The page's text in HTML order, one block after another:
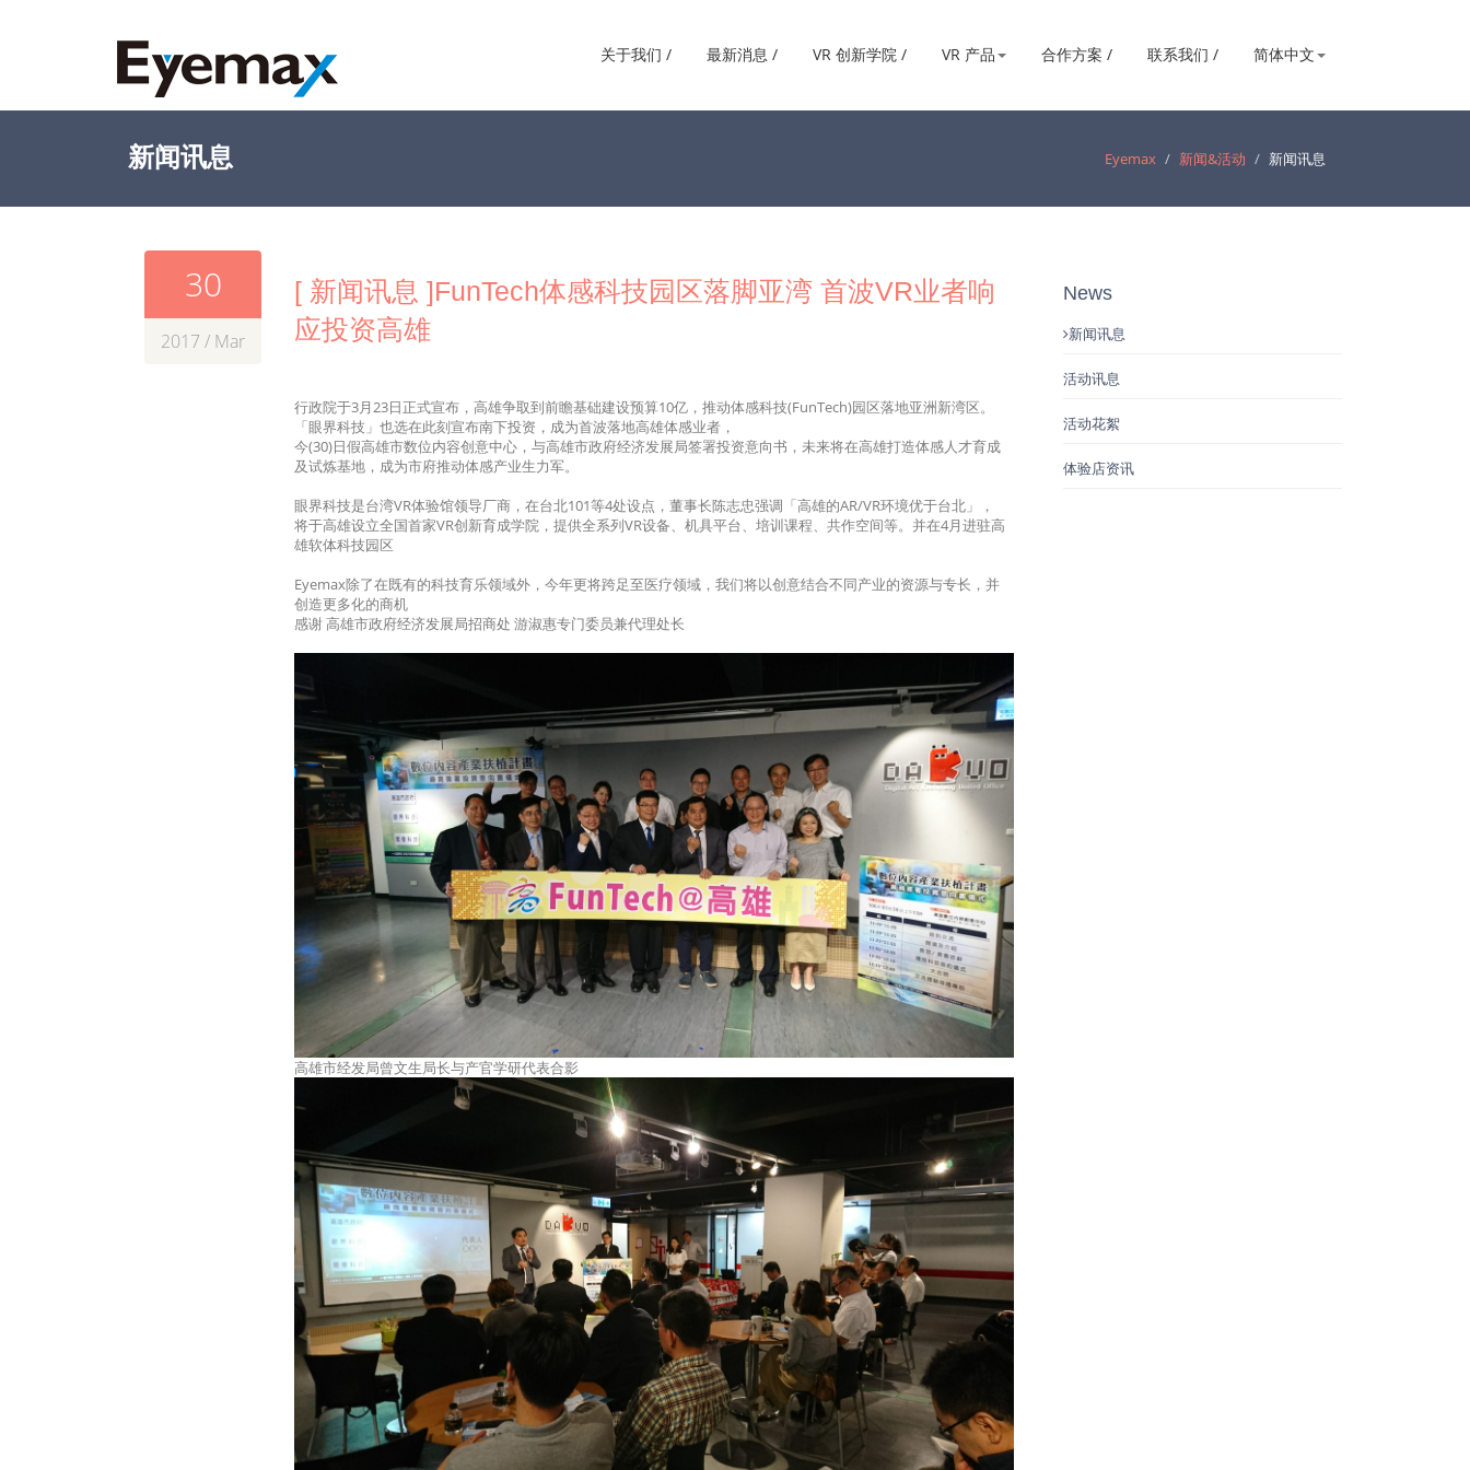
关于我们 / 最新消息 / VR 创新学院 / VR 产品 合作方案 / 联系我们 / 简体中文
新闻讯息 Eyemax 新闻&活动 新闻讯息
30
2017 / Mar
[ 新闻讯息 ]FunTech体感科技园区落脚亚湾 首波VR业者响
应投资高雄
行政院于3月23日正式宣布，高雄争取到前瞻基础建设预算10亿，推动体感科技(FunTech)园区落地亚洲新湾区。
「眼界科技」也选在此刻宣布南下投资，成为首波落地高雄体感业者，
今(30)日假高雄市数位内容创意中心，与高雄市政府经济发展局签署投资意向书，未来将在高雄打造体感人才育成
及试炼基地，成为市府推动体感产业生力军。
眼界科技是台湾VR体验馆领导厂商，在台北101等4处设点，董事长陈志忠强调「高雄的AR/VR环境优于台北」，
将于高雄设立全国首家VR创新育成学院，提供全系列VR设备、机具平台、培训课程、共作空间等。并在4月进驻高
雄软体科技园区
Eyemax除了在既有的科技育乐领域外，今年更将跨足至医疗领域，我们将以创意结合不同产业的资源与专长，并
创造更多化的商机
感谢 高雄市政府经济发展局招商处 游淑惠专门委员兼代理处长
高雄市经发局曾文生局长与产官学研代表合影
News
新闻讯息
活动讯息
活动花絮
体验店资讯